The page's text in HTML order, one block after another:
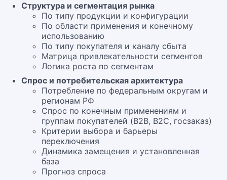
Структура и сегментация рынка
По типу продукции и конфигурации
По области применения и конечному
использованию
По типу покупателя и каналу сбыта
Матрица привлекательности сегментов
Логика роста по сегментам
Спрос и потребительская архитектура
Потребление по федеральным округам и
регионам РФ
Спрос по конечным применениям и
группам покупателей (B2B, B2C, госзаказ)
Критерии выбора и барьеры
переключения
Динамика замещения и установленная
база
Прогноз спроса